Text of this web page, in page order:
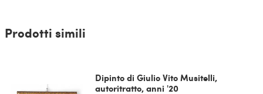
Prodotti simili
Dipinto di Giulio Vito Musitelli,
autoritratto, anni '20